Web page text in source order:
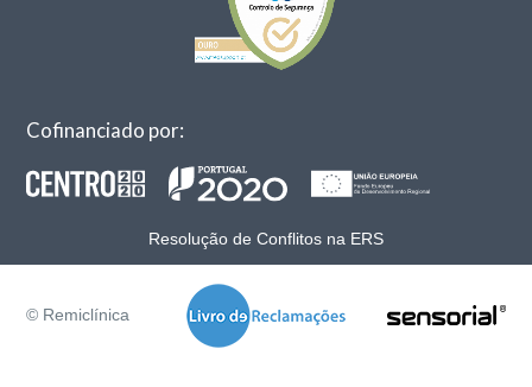
Cofinanciado por:
Resolução de Conflitos na ERS
© Remiclínica